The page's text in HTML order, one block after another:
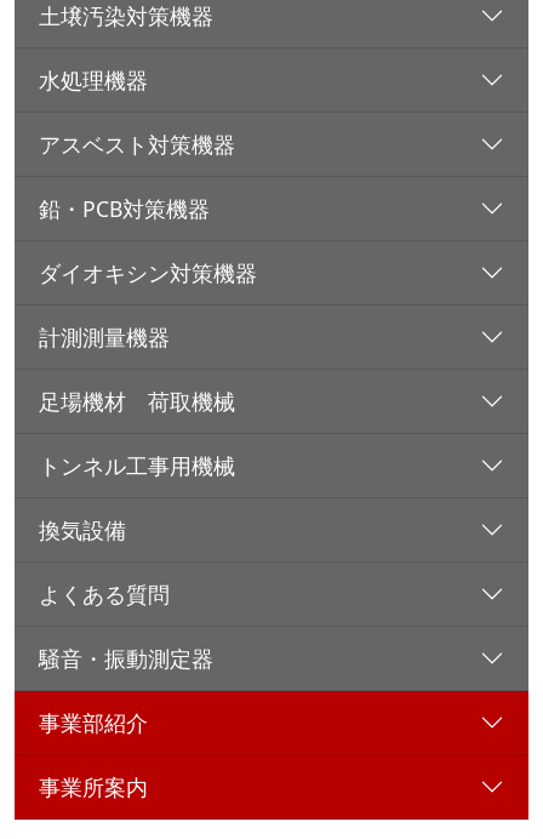
土壌汚染対策機器
水処理機器
アスベスト対策機器
鉛・PCB対策機器
ダイオキシン対策機器
計測測量機器
足場機材 荷取機械
トンネル工事用機械
換気設備
よくある質問
騒音・振動測定器
事業部紹介
事業所案内